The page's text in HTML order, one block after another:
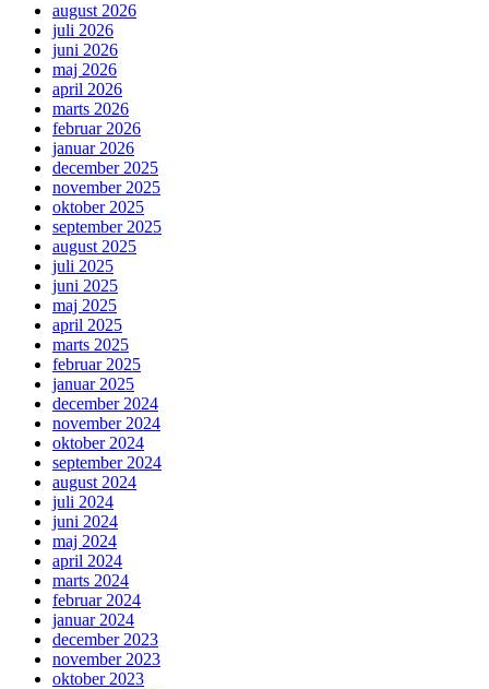
august 2026
juli 2026
juni 2026
maj 2026
april 2026
marts 2026
februar 2026
januar 2026
december 2025
november 2025
oktober 2025
september 2025
august 2025
juli 2025
juni 2025
maj 2025
april 2025
marts 2025
februar 2025
januar 2025
december 2024
november 2024
oktober 2024
september 2024
august 2024
juli 2024
juni 2024
maj 2024
april 2024
marts 2024
februar 2024
januar 2024
december 2023
november 2023
oktober 2023